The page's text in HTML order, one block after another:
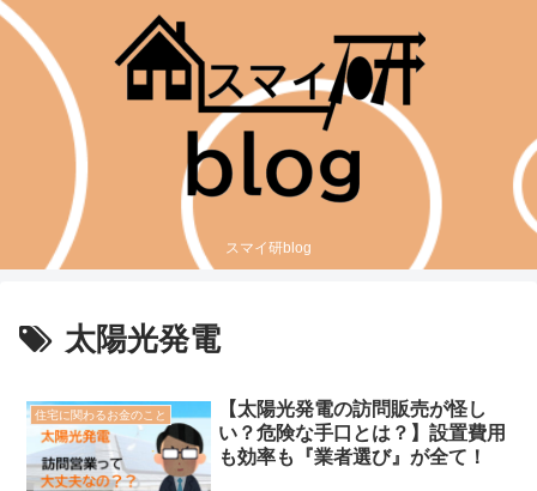
スマイ研blog
太陽光発電
住宅に関わるお金のこと
【太陽光発電の訪問販売が怪し
い？危険な手口とは？】設置費用
も効率も『業者選び』が全て！